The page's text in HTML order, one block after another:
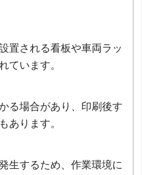
置される看板や車両ラッ
ています。
る場合があり、印刷後す
あります。
生するため、作業環境に